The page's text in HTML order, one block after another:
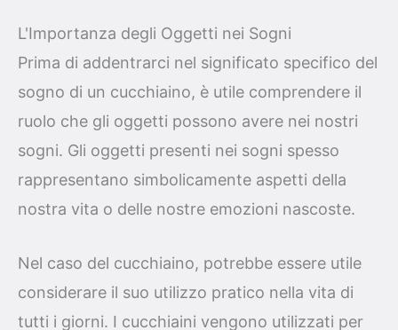
L'Importanza degli Oggetti nei Sogni
Prima di addentrarci nel significato specifico del
sogno di un cucchiaino, è utile comprendere il
ruolo che gli oggetti possono avere nei nostri
sogni. Gli oggetti presenti nei sogni spesso
rappresentano simbolicamente aspetti della
nostra vita o delle nostre emozioni nascoste.
Nel caso del cucchiaino, potrebbe essere utile
considerare il suo utilizzo pratico nella vita di
tutti i giorni. I cucchiaini vengono utilizzati per